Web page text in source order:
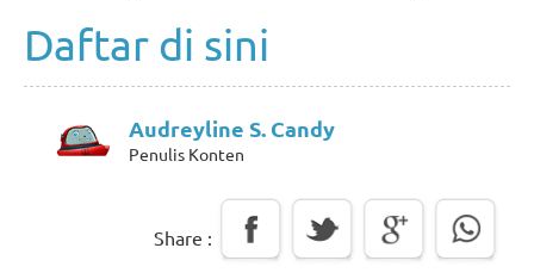
Daftar di sini
Audreyline S. Candy
Penulis Konten
Share :